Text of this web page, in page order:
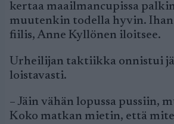
kertaa maailmancupissa
muutenkin todella hyvin.
fiilis, Anne Kyllönen iloitsee.
Urheilijan taktiikka onnistui
loistavasti.
– Jäin vähän lopussa pussiin,
Koko matkan mietin, että